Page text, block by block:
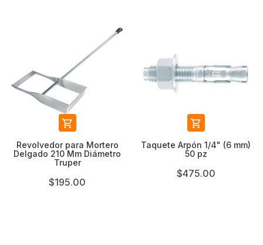

Revolvedor para Mortero
Delgado 210 Mm Diámetro
Truper
$195.00

Taquete Arpón 1/4" (6 mm)
50 pz
$475.00